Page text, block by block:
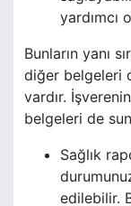
yardımcı
Bunların yanı
diğer belgeleri
vardır.
belgeleri de
Sağlık
edilebilir.